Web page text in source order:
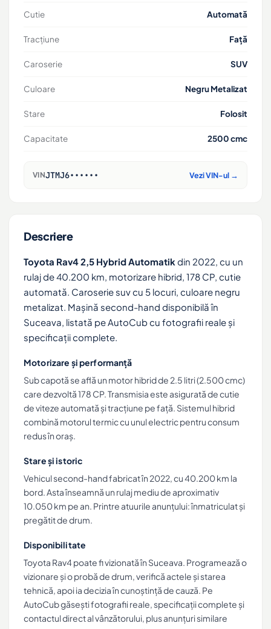
Cutie Automată
Tracțiune Față
Caroserie SUV
Culoare Negru Metalizat
Stare Folosit
Capacitate 2500 cmc
VINJTMJ6•••••• Vezi VIN-ul →
Descriere
Toyota Rav4 2,5 Hybrid Automatik din 2022, cu un
rulaj de 40.200 km, motorizare hibrid, 178 CP, cutie
automată. Caroserie suv cu 5 locuri, culoare negru
metalizat. Mașină second-hand disponibilă în
Suceava, listată pe AutoCub cu fotografii reale și
specificații complete.
Motorizare și performanță
Sub capotă se află un motor hibrid de 2.5 litri (2.500 cmc)
care dezvoltă 178 CP. Transmisia este asigurată de cutie
de viteze automată și tracțiune pe față. Sistemul hibrid
combină motorul termic cu unul electric pentru consum
redus în oraș.
Stare și istoric
Vehicul second-hand fabricat în 2022, cu 40.200 km la
bord. Asta înseamnă un rulaj mediu de aproximativ
10.050 km pe an. Printre atuurile anunțului: înmatriculat și
pregătit de drum.
Disponibilitate
Toyota Rav4 poate fi vizionată în Suceava. Programează o
vizionare și o probă de drum, verifică actele și starea
tehnică, apoi ia decizia în cunoștință de cauză. Pe
AutoCub găsești fotografii reale, specificații complete și
contactul direct al vânzătorului, plus anunțuri similare